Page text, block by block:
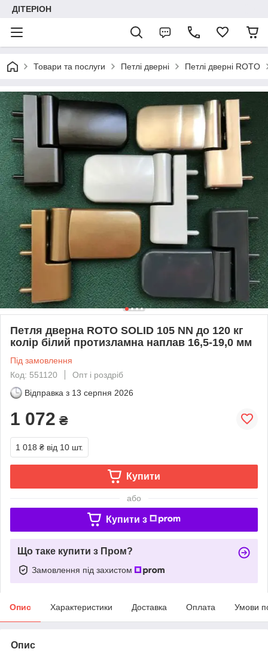
ДІТЕРІОН
Товари та послуги Петлі дверні Петлі дверні ROTO
Петля дверна ROTO SOLID 105 NN до 120 кг
колір білий протизламна наплав 16,5-19,0 мм
Під замовлення
Код: 551120
Опт і роздріб
Відправка з 13 серпня 2026
1 072 ₴
1 018 ₴ від 10 шт.
Купити
або
Купити з
Що таке купити з Пром?
Замовлення під захистом
Опис Характеристики Доставка Оплата Умови
Опис